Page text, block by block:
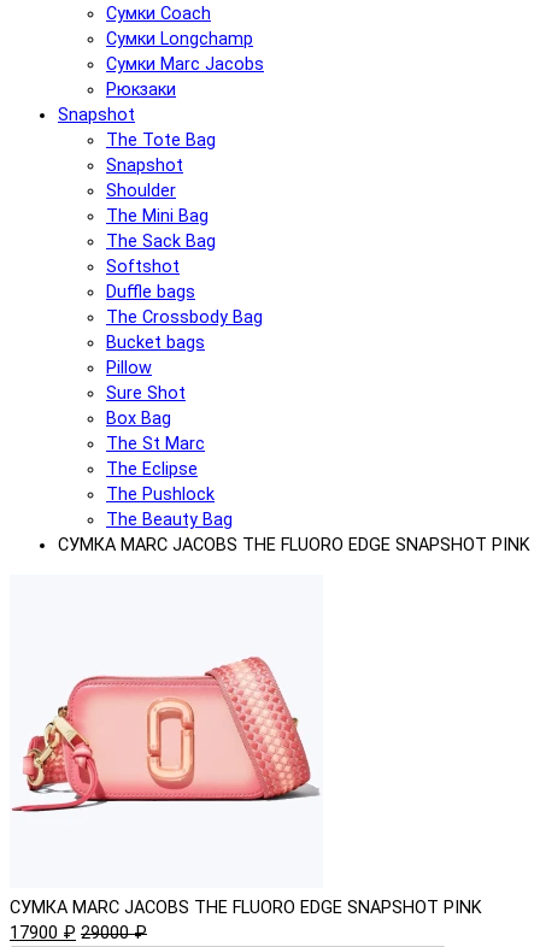
Сумки Coach
Сумки Longchamp
Сумки Marc Jacobs
Рюкзаки
Snapshot
The Tote Bag
Snapshot
Shoulder
The Mini Bag
The Sack Bag
Softshot
Duffle bags
The Crossbody Bag
Bucket bags
Pillow
Sure Shot
Box Bag
The St Marc
The Eclipse
The Pushlock
The Beauty Bag
СУМКА MARC JACOBS THE FLUORO EDGE SNAPSHOT PINK
СУМКА MARC JACOBS THE FLUORO EDGE SNAPSHOT PINK
17900 ₽ 29000 ₽